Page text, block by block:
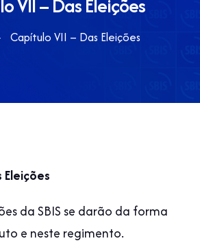
VII – Das Eleições
Capítulo VII – Das Eleições
da SBIS se darão da forma
e neste regimento.